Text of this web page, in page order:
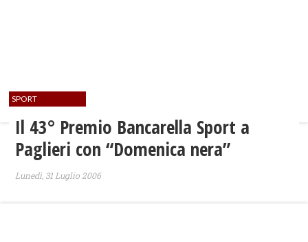
SPORT
Il 43° Premio Bancarella Sport a
Paglieri con “Domenica nera”
Lunedì, 31 Luglio 2006